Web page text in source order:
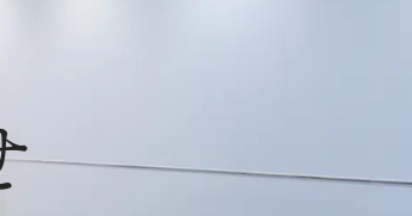
休診のご案内など最新の情報を発信しています
・フォローをお願いします。